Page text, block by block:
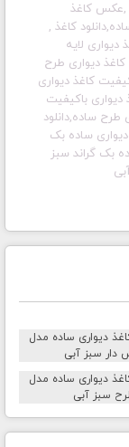
,عکس کاغذ
, کاغذ
لایه
کاغذ دیواری طرح
کاغذ دیواری
باکیفیت
طرح ساده,دانلود
ساده بک
بک گراند سبز